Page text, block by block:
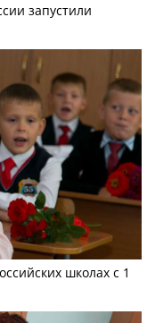
запустили
школах с 1